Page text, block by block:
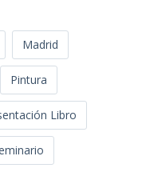
Madrid
Pintura
Libro